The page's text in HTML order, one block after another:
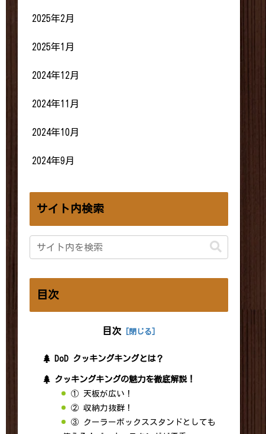
2025年2月
2025年1月
2024年12月
2024年11月
2024年10月
2024年9月
サイト内検索
目次
目次
DoD クッキングキングとは？
クッキングキングの魅力を徹底解説！
① 天板が広い！
② 収納力抜群！
③ クーラーボックススタンドとしても